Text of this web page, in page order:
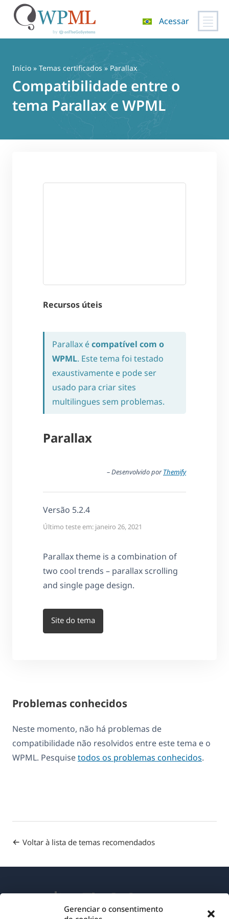
Gerenciar o consentimento
Acessar
Início » Temas certificados » Parallax
Compatibilidade entre o
tema Parallax e WPML
Recursos úteis
Parallax écompatível com o
WPML. Este tema foi testado
exaustivamente e pode ser
usado para criar sites
multilingues sem problemas.
Parallax
– Desenvolvido porThemify
Versão 5.2.4
Último teste em: janeiro 26, 2021
Parallax theme is a combination of
two cool trends – parallax scrolling
and single page design.
Site do tema
Problemas conhecidos
Neste momento, não há problemas de
compatibilidade não resolvidos entre este tema e o
WPML. Pesquisetodos os problemas conhecidos.
Voltar à lista de temas recomendados